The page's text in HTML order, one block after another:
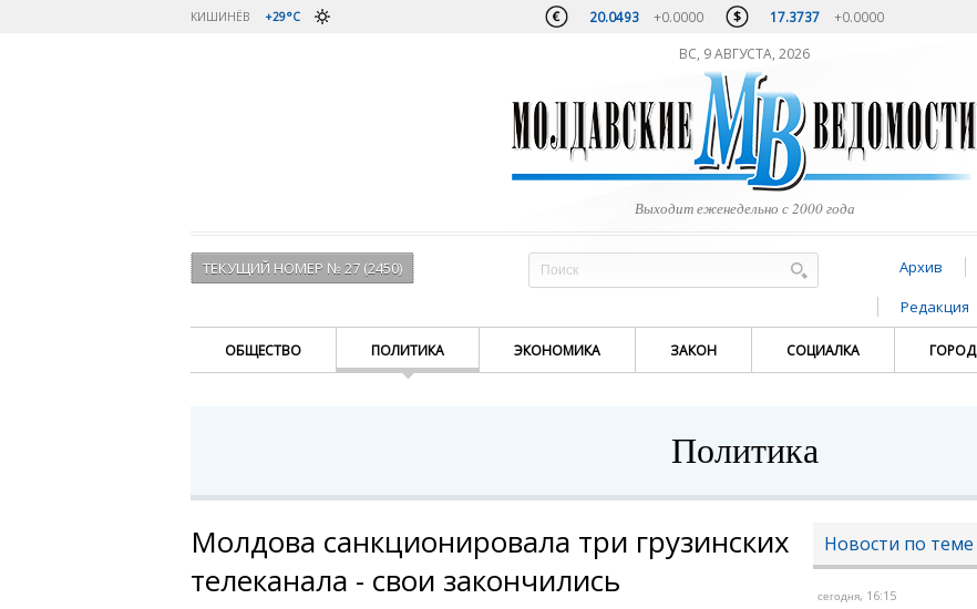
КИШИНЁВ +29°C 20.0493 +0.0000 17.3737 +0.0000
ВС, 9 АВГУСТА, 2026
Выходит еженедельно с 2000 года
ТЕКУЩИЙ НОМЕР № 27 (2450) Архив
Редакция
ОБЩЕСТВО ПОЛИТИКА ЭКОНОМИКА ЗАКОН СОЦИАЛКА ГОРОД
Политика
Молдова санкционировала три грузинских
телеканала - свои закончились
Новости по теме
сегодня, 16:15